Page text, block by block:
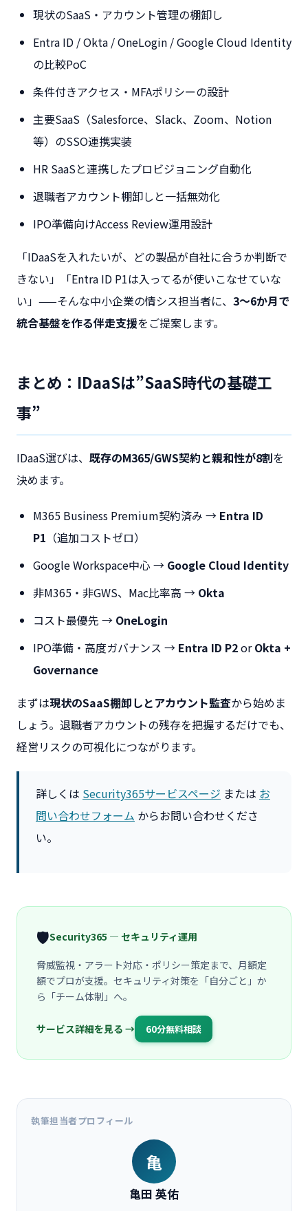
現状のSaaS・アカウント管理の棚卸し
Entra ID / Okta / OneLogin / Google Cloud Identity
の比較PoC
条件付きアクセス・MFAポリシーの設計
主要SaaS（Salesforce、Slack、Zoom、Notion
等）のSSO連携実装
HR SaaSと連携したプロビジョニング自動化
退職者アカウント棚卸しと一括無効化
IPO準備向けAccess Review運用設計
「IDaaSを入れたいが、どの製品が自社に合うか判断で
きない」「Entra ID P1は入ってるが使いこなせていな
い」——そんな中小企業の情シス担当者に、 3〜6か月で
統合基盤を作る伴走支援をご提案します。
まとめ：IDaaSは”SaaS時代の基礎工
事”
IDaaS選びは、 既存のM365/GWS契約と親和性が8割を
決めます。
M365 Business Premium契約済み → Entra ID
P1 （追加コストゼロ）
Google Workspace中心 → Google Cloud Identity
非M365・非GWS、Mac比率高 → Okta
コスト最優先 → OneLogin
IPO準備・高度ガバナンス → Entra ID P2orOkta +
Governance
まずは現状のSaaS棚卸しとアカウント監査から始めま
しょう。退職者アカウントの残存を把握するだけでも、
経営リスクの可視化につながります。
詳しくは Security365サービスページ または お
問い合わせフォーム からお問い合わせくださ
い。
🛡️Security365 — セキュリティ運用
脅威監視・アラート対応・ポリシー策定まで、月額定
額でプロが支援。セキュリティ対策を「自分ごと」か
ら「チーム体制」へ。
サービス詳細を見る → 60分無料相談
執筆担当者プロフィール
亀
亀田 英佑